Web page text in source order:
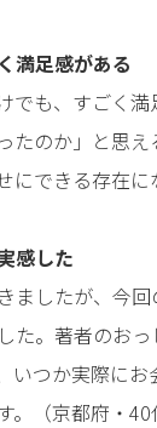
満足感がある
も、すごく満
たのか」と思
できる存在に
感した
ましたが、今
た。著者のお
いつか実際に
（京都府・40